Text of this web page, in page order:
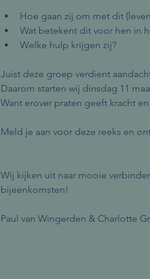
Hoe gaan zij om met dit
Wat betekent dit voor hen in
Welke hulp krijgen zij?
Juist deze groep verdient
Daarom starten wij dinsdag 11
Want erover praten geeft kracht
Meld je aan voor deze reeks en
Wij kijken uit naar mooie
bijeenkomsten!
Paul van Wingerden & Charlotte